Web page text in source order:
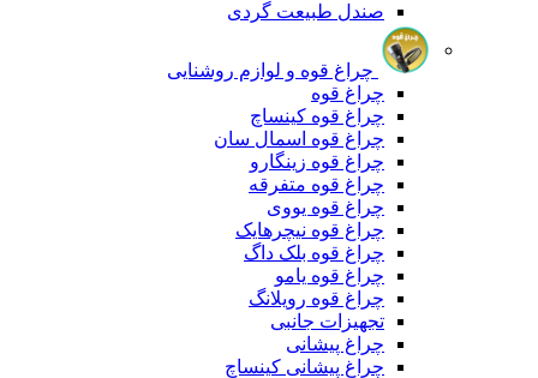
صندل طبیعت گردی
چراغ قوه و لوازم روشنایی
چراغ قوه
چراغ قوه کینساچ
چراغ قوه اسمال سان
چراغ قوه زینگارو
چراغ قوه متفرقه
چراغ قوه یووی
چراغ قوه نیچرهایک
چراغ قوه بلک‌ داگ
چراغ قوه یامو
چراغ قوه رویلانگ
تجهیزات جانبی
چراغ پیشانی
چراغ پیشانی کینساچ